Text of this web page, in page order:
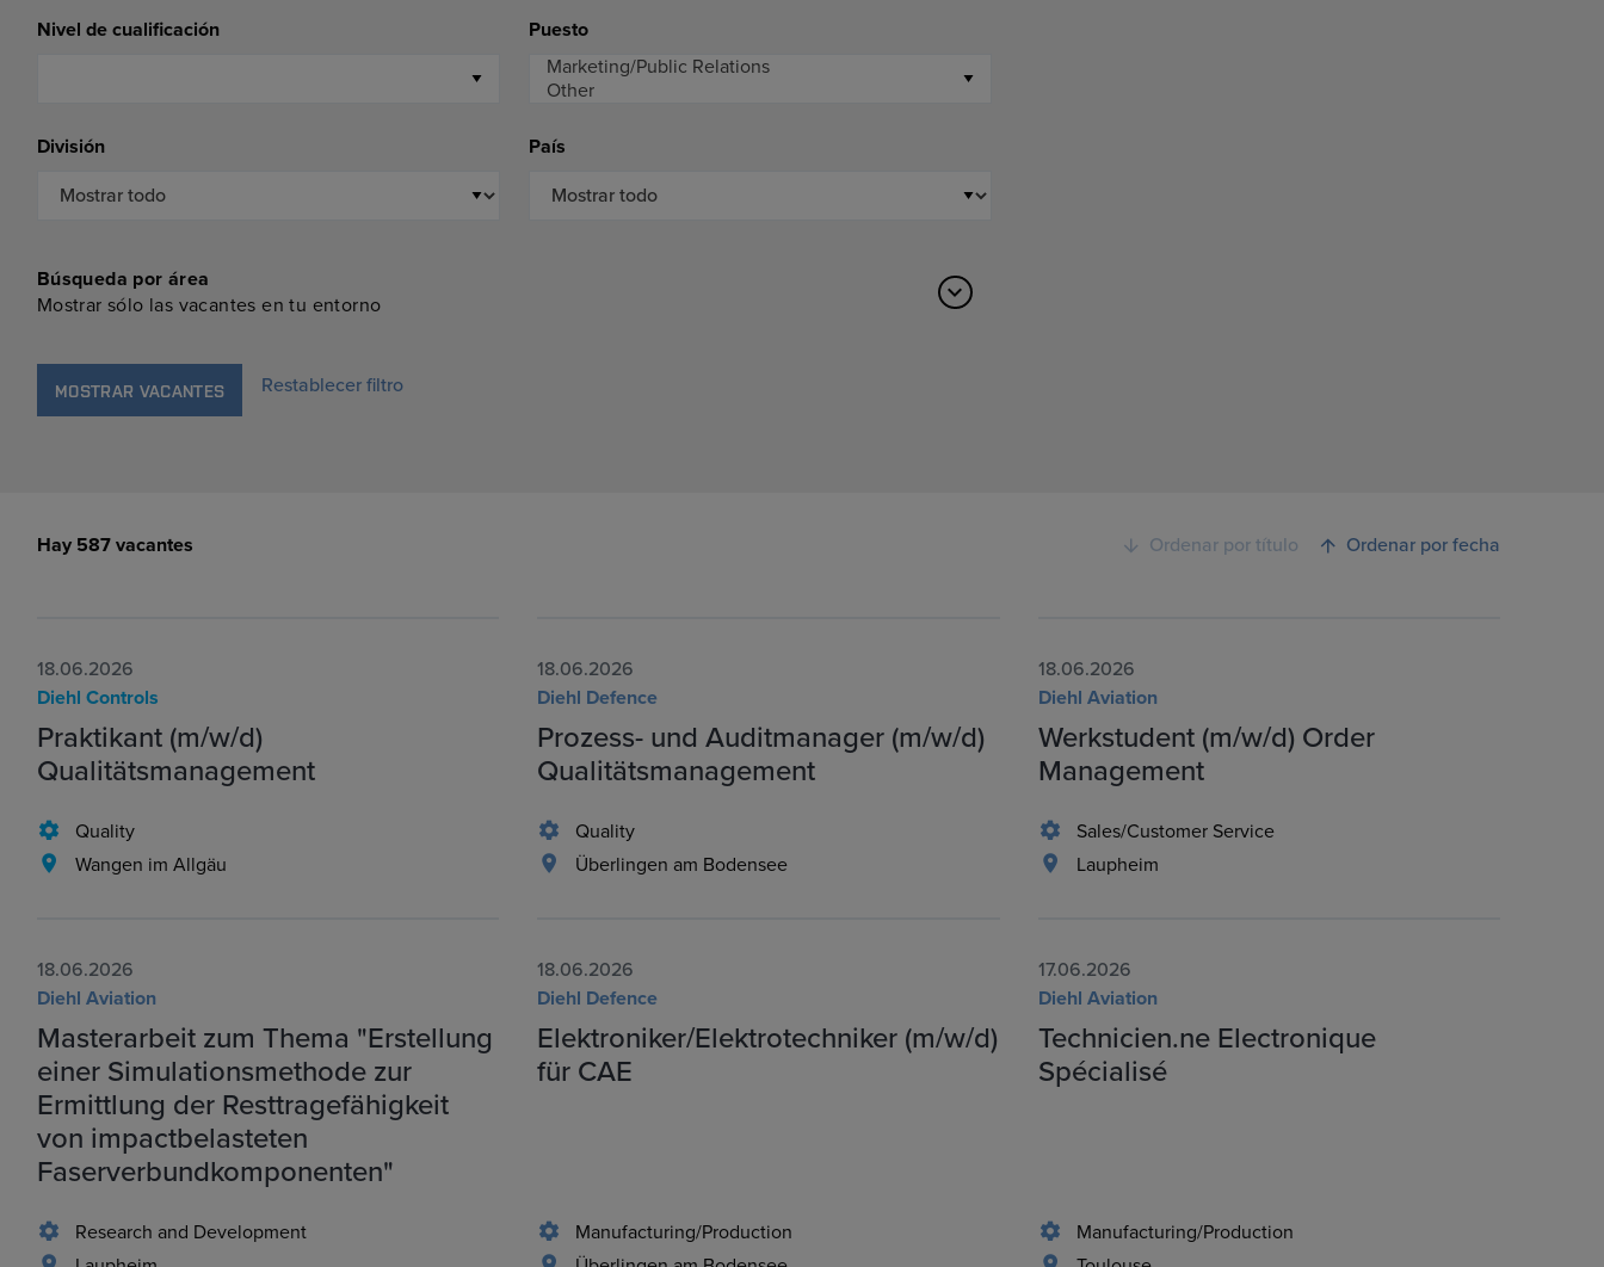
Nivel de cualificación Puesto
División País
Búsqueda por área
Mostrar sólo las vacantes en tu entorno
MOSTRAR VACANTES Restablecer filtro
Hay 587 vacantes Ordenar por título Ordenar por fecha
18.06.2026
Diehl Controls
Praktikant (m/w/d)
Qualitätsmanagement
Quality
Wangen im Allgäu
18.06.2026
Diehl Defence
Prozess- und Auditmanager (m/w/d)
Qualitätsmanagement
Quality
Überlingen am Bodensee
18.06.2026
Diehl Aviation
Werkstudent (m/w/d) Order
Management
Sales/Customer Service
Laupheim
18.06.2026
Diehl Aviation
Masterarbeit zum Thema "Erstellung
einer Simulationsmethode zur
Ermittlung der Resttragefähigkeit
von impactbelasteten
Faserverbundkomponenten"
Research and Development
18.06.2026
Diehl Defence
Elektroniker/Elektrotechniker (m/w/d)
für CAE
Manufacturing/Production
17.06.2026
Diehl Aviation
Technicien.ne Electronique
Spécialisé
Manufacturing/Production